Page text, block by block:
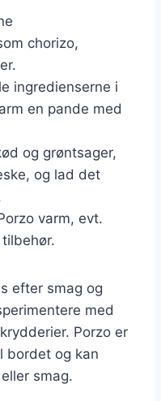
chorizo,
ingredienserne i
en pande med
og grøntsager,
og lad det
varm, evt.
efter smag og
med
Porzo er
bordet og kan
smag.